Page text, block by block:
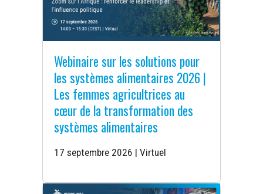
Webinaire sur les solutions pour
les systèmes alimentaires 2026 |
Les femmes agricultrices au
cœur de la transformation des
systèmes alimentaires
17 septembre 2026 | Virtuel